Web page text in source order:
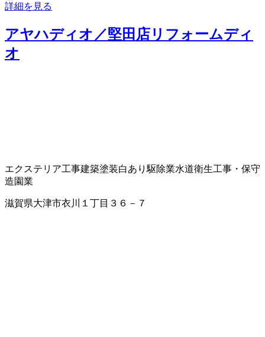
詳細を見る
アヤハディオ／堅田店リフォームディ
オ
エクステリア工事建築塗装白あり駆除業水道衛生工事・保守
造園業
滋賀県大津市衣川１丁目３６－７